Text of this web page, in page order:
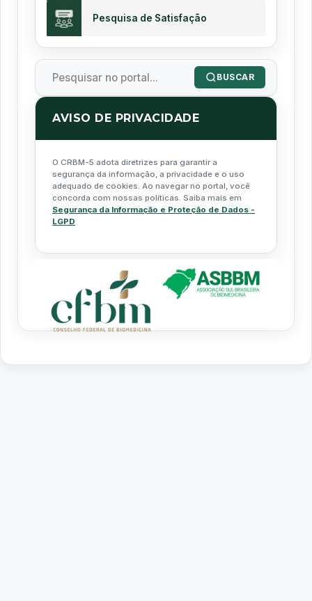
Pesquisa de Satisfação
BUSCAR
AVISO DE PRIVACIDADE
O CRBM-5 adota diretrizes para garantir a
segurança da informação, a privacidade e o uso
adequado de cookies. Ao navegar no portal, você
concorda com nossas políticas. Saiba mais em
Segurança da Informação e Proteção de Dados -
LGPD